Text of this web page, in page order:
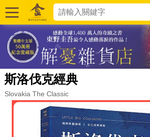
斯洛伐克經典
Slovakia The Classic